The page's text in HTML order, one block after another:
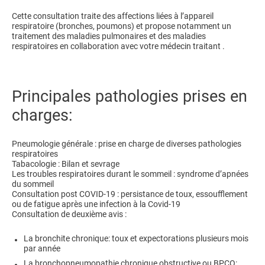
Cette consultation traite des affections liées à l’appareil
respiratoire (bronches, poumons) et propose notamment un
traitement des maladies pulmonaires et des maladies
respiratoires en collaboration avec votre médecin traitant .
​Principales pathologies prises en
charges:
Pneumologie générale : prise en charge de diverses pathologies
respiratoires
Tabacologie : Bilan et sevrage
Les troubles respiratoires durant le sommeil : syndrome d’apnées
du sommeil
Consultation post COVID-19 : persistance de toux, essoufflement
ou de fatigue après une infection à la Covid-19
Consultation de deuxième avis :
La bronchite chronique: toux et expectorations plusieurs mois
par année